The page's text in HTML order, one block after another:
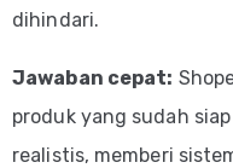
dihindari.
Jawaban cepat:
produk yang sudah
realistis, memberi